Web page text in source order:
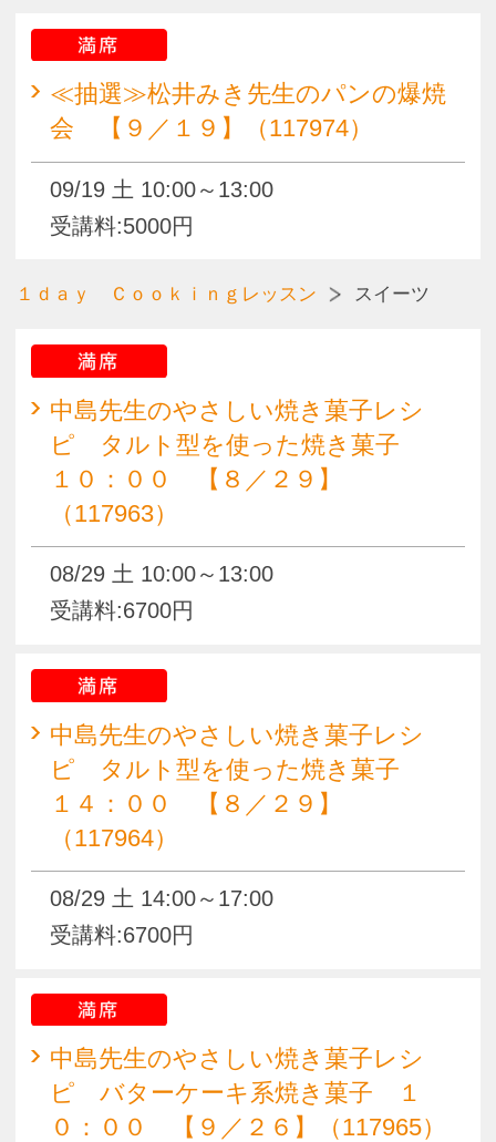
満席
中島先生のやさしい焼き菓子レシ
０：００ 【９／２６】（117965）
09/26 土 10:00～13:00
受講料:6700円
満席
４：００ 【９／２６】（117966）
09/26 土 14:00～17:00
受講料:6700円
１ｄａｙ Ｃｏｏｋｉｎｇレッスン
こどもクッキング
キッズクッキング サクサク♪カラ
／２１（117997）
08/21 金 10:00～12:30
満席
キッズクッキング サクサク♪カラ
フル♪ミニポッキーを作ろう！ ８
08/22 土 10:00～12:30
お知らせ
くらしときめきアカデミー入会規約
会社概要
特商法
お問い合わせ
サイトマップ
Copyright(c) ACADEMY SALAENERGY